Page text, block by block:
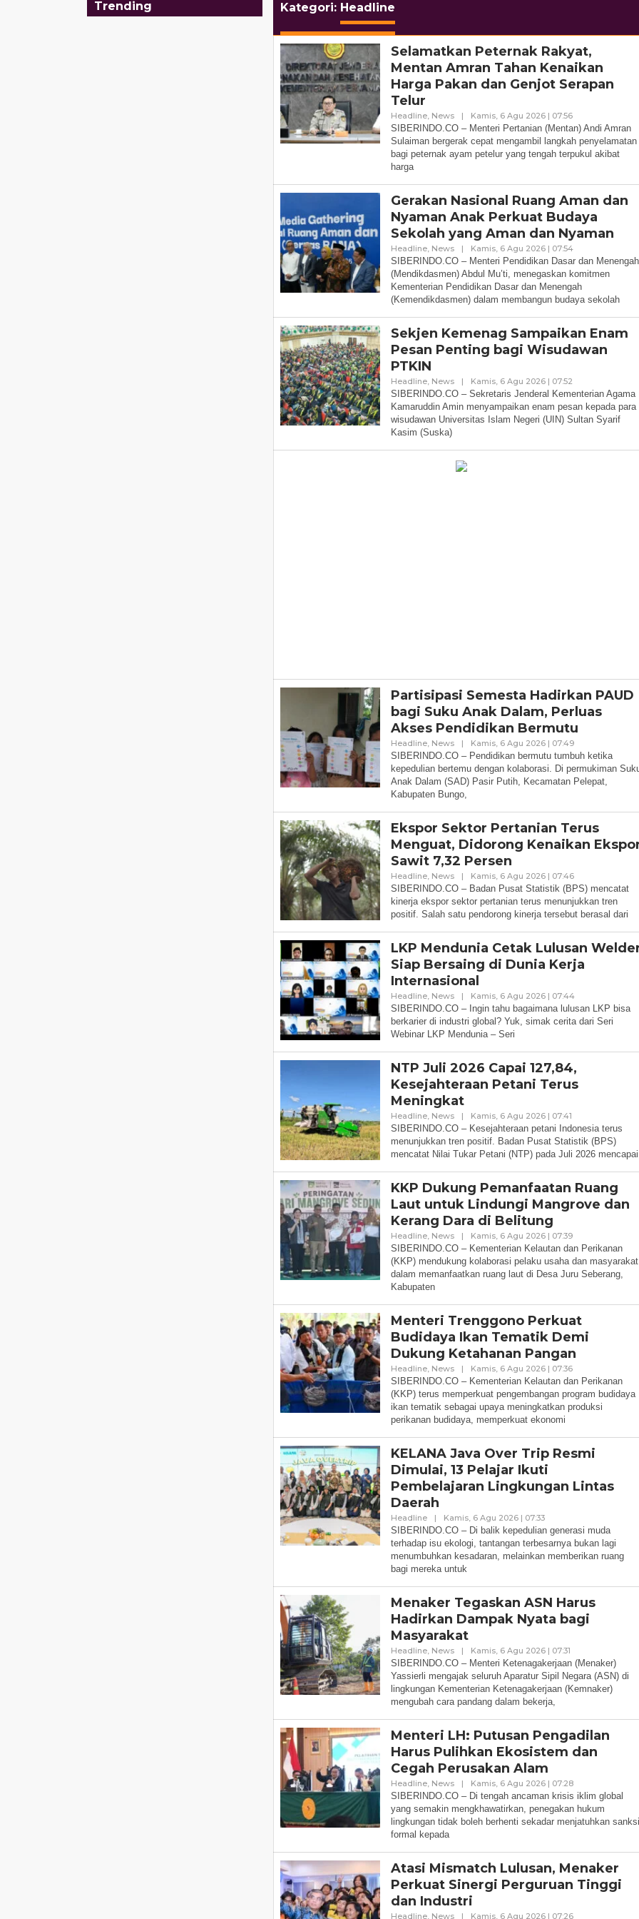
Trending Kategori: Headline
Selamatkan Peternak Rakyat,
Mentan Amran Tahan Kenaikan
Harga Pakan dan Genjot Serapan
Telur
Headline, News | Kamis, 6 Agu 2026 | 07:56Oleh
Redaksi
SIBERINDO.CO – Menteri Pertanian (Mentan) Andi Amran
Sulaiman bergerak cepat mengambil langkah penyelamatan
bagi peternak ayam petelur yang tengah terpukul akibat
harga
Gerakan Nasional Ruang Aman dan
Nyaman Anak Perkuat Budaya
Sekolah yang Aman dan Nyaman
Headline, News | Kamis, 6 Agu 2026 | 07:54Oleh
Redaksi
SIBERINDO.CO – Menteri Pendidikan Dasar dan Menengah
(Mendikdasmen) Abdul Mu’ti, menegaskan komitmen
Kementerian Pendidikan Dasar dan Menengah
(Kemendikdasmen) dalam membangun budaya sekolah
Sekjen Kemenag Sampaikan Enam
Pesan Penting bagi Wisudawan
PTKIN
Headline, News | Kamis, 6 Agu 2026 | 07:52
Redaksi
SIBERINDO.CO – Sekretaris Jenderal Kementerian Agama
Kamaruddin Amin menyampaikan enam pesan kepada para
wisudawan Universitas Islam Negeri (UIN) Sultan Syarif
Kasim (Suska)
Partisipasi Semesta Hadirkan PAUD
bagi Suku Anak Dalam, Perluas
Akses Pendidikan Bermutu
Headline News | Kamis, 6 Agu 2026 | 07:49Oleh
Redaksi
SIBERINDO.CO – Pendidikan bermutu tumbuh ketika
kepedulian bertemu dengan kolaborasi. Di permukiman
Anak Dalam (SAD) Pasir Putih, Kecamatan Pelepat,
Kabupaten Bungo,
Ekspor Sektor Pertanian Terus
Menguat, Didorong Kenaikan
Sawit 7,32 Persen
Headline News | Kamis, 6 Agu 2026 | 07:46Oleh
Redaksi
SIBERINDO.CO – Badan Pusat Statistik (BPS) mencatat
kinerja ekspor sektor pertanian terus menunjukkan tren
positif. Salah satu pendorong kinerja tersebut berasal dari
LKP Mendunia Cetak Lulusan
Siap Bersaing di Dunia Kerja
Internasional
Headline News | Kamis, 6 Agu 2026 | 07:44Oleh
Redaksi
SIBERINDO.CO – Ingin tahu bagaimana lulusan LKP bisa
berkarier di industri global? Yuk, simak cerita dari Seri
Webinar LKP Mendunia – Seri
NTP Juli 2026 Capai 127,84,
Kesejahteraan Petani Terus
Meningkat
Headline News | Kamis, 6 Agu 2026 | 07:41
Redaksi
SIBERINDO.CO – Kesejahteraan petani Indonesia terus
menunjukkan tren positif. Badan Pusat Statistik (BPS)
mencatat Nilai Tukar Petani (NTP) pada Juli 2026 mencapai
KKP Dukung Pemanfaatan Ruang
Laut untuk Lindungi Mangrove dan
Kerang Dara di Belitung
Headline News | Kamis, 6 Agu 2026 | 07:39Oleh
Redaksi
SIBERINDO.CO – Kementerian Kelautan dan Perikanan
(KKP) mendukung kolaborasi pelaku usaha dan masyarakat
dalam memanfaatkan ruang laut di Desa Juru Seberang,
Kabupaten
Menteri Trenggono Perkuat
Budidaya Ikan Tematik Demi
Dukung Ketahanan Pangan
Headline News | Kamis, 6 Agu 2026 | 07:36Oleh
Redaksi
SIBERINDO.CO – Kementerian Kelautan dan Perikanan
(KKP) terus memperkuat pengembangan program budidaya
ikan tematik sebagai upaya meningkatkan produksi
perikanan budidaya, memperkuat ekonomi
KELANA Java Over Trip Resmi
Dimulai, 13 Pelajar Ikuti
Pembelajaran Lingkungan Lintas
Daerah
Headline | Kamis, 6 Agu 2026 | 07:33Oleh
SIBERINDO.CO – Di balik kepedulian generasi muda
terhadap isu ekologi, tantangan terbesarnya bukan lagi
menumbuhkan kesadaran, melainkan memberikan ruang
bagi mereka untuk
Menaker Tegaskan ASN Harus
Hadirkan Dampak Nyata bagi
Masyarakat
Headline News | Kamis, 6 Agu 2026 | 07:31
Redaksi
SIBERINDO.CO – Menteri Ketenagakerjaan (Menaker)
Yassierli mengajak seluruh Aparatur Sipil Negara (ASN) di
lingkungan Kementerian Ketenagakerjaan (Kemnaker)
mengubah cara pandang dalam bekerja,
Menteri LH: Putusan Pengadilan
Harus Pulihkan Ekosistem dan
Cegah Perusakan Alam
Headline News | Kamis, 6 Agu 2026 | 07:28Oleh
Redaksi
SIBERINDO.CO – Di tengah ancaman krisis iklim global
yang semakin mengkhawatirkan, penegakan hukum
lingkungan tidak boleh berhenti sekadar menjatuhkan
formal kepada
Atasi Mismatch Lulusan, Menaker
Perkuat Sinergi Perguruan Tinggi
dan Industri
Headline News | Kamis, 6 Agu 2026 | 07:26Oleh